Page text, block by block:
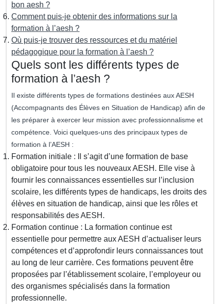
bon aesh ?
Comment puis-je obtenir des informations sur la
formation à l’aesh ?
Où puis-je trouver des ressources et du matériel
pédagogique pour la formation à l’aesh ?
Quels sont les différents types de
formation à l’aesh ?
Il existe différents types de formations destinées aux AESH
(Accompagnants des Élèves en Situation de Handicap) afin de
les préparer à exercer leur mission avec professionnalisme et
compétence. Voici quelques-uns des principaux types de
formation à l’AESH :
Formation initiale : Il s’agit d’une formation de base
obligatoire pour tous les nouveaux AESH. Elle vise à
fournir les connaissances essentielles sur l’inclusion
scolaire, les différents types de handicaps, les droits des
élèves en situation de handicap, ainsi que les rôles et
responsabilités des AESH.
Formation continue : La formation continue est
essentielle pour permettre aux AESH d’actualiser leurs
compétences et d’approfondir leurs connaissances tout
au long de leur carrière. Ces formations peuvent être
proposées par l’établissement scolaire, l’employeur ou
des organismes spécialisés dans la formation
professionnelle.